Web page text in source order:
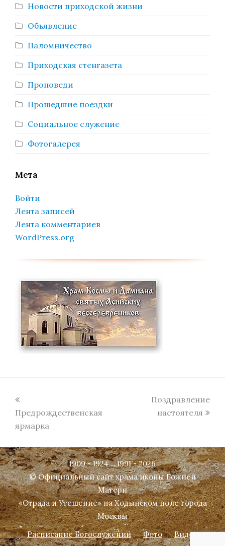
Новости приходской жизни
Объявление
Паломничество
Приходская стенгазета
Проповеди
Прошедшие поездки
Социальное служение
Фотогалерея
Мета
Войти
Лента записей
Лента комментариев
WordPress.org
post:
Предрождественская
ярмарка
next
post:
Поздравление
настоятеля
1909 - 1924 ... 1991 - 2026
© Официальный сайт храма иконы Божией
Матери
«Отрада и Утешение» на Ходынском поле города
Москвы
Расписание Богослужений
Фото Видео